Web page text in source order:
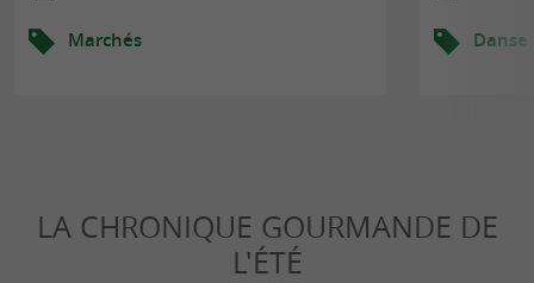
Marchés Danse
LA CHRONIQUE GOURMANDE DE
L'ÉTÉ